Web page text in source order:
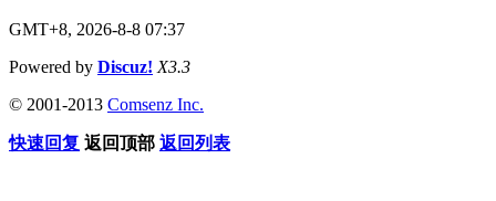
GMT+8, 2026-8-8 07:37
Powered by Discuz! X3.3
© 2001-2013 Comsenz Inc.
快速回复 返回顶部 返回列表